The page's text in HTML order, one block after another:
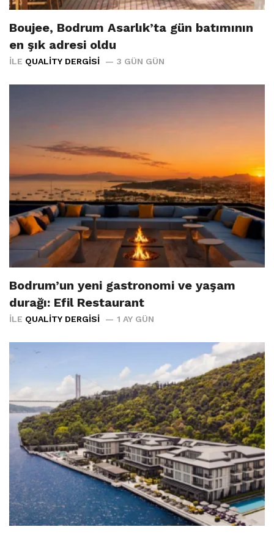
Boujee, Bodrum Asarlık’ta gün batımının
en şık adresi oldu
İLE QUALITY DERGISI 3 GÜN GÜN
Bodrum’un yeni gastronomi ve yaşam
durağı: Efil Restaurant
İLE QUALITY DERGISI 1 AY GÜN